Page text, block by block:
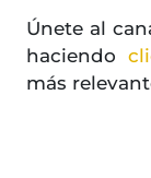
Únete al
haciendo
más